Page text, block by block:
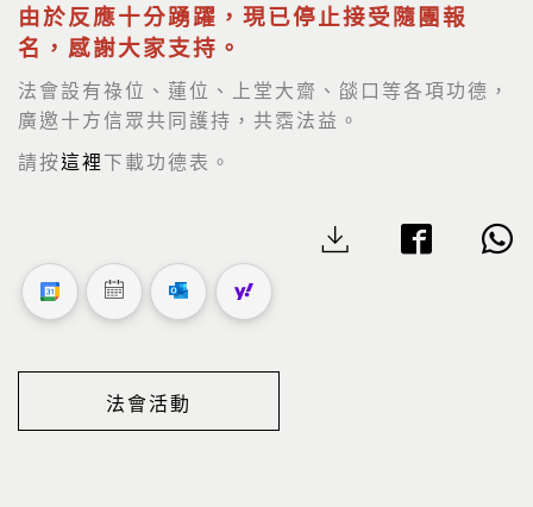
由於反應十分踴躍，現已停止接受隨團報
名，感謝大家支持。
法會設有祿位、蓮位、上堂大齋、燄口等各項功德，
廣邀十方信眾共同護持，共霑法益。
請按這裡下載功德表。
法會活動